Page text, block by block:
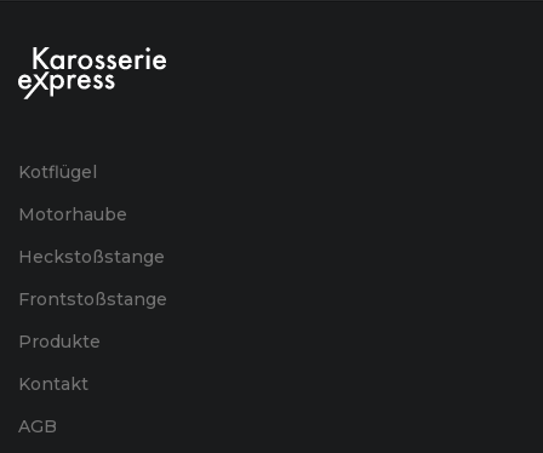
Kotflügel
Motorhaube
Heckstoßstange
Frontstoßstange
Produkte
Kontakt
AGB